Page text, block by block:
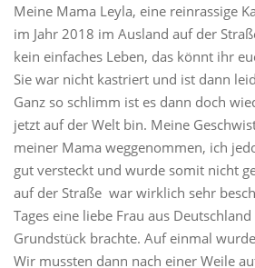
Meine Mama Leyla, eine reinrassige
im Jahr 2018 im Ausland auf der
kein einfaches Leben, das könnt ihr
Sie war nicht kastriert und ist dann
Ganz so schlimm ist es dann doch
jetzt auf der Welt bin. Meine
meiner Mama weggenommen, ich
gut versteckt und wurde somit nicht
auf der Straße war wirklich sehr
Tages eine liebe Frau aus
Grundstück brachte. Auf einmal
Wir mussten dann nach einer Weile